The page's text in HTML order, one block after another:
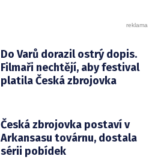
Do Varů dorazil ostrý dopis.
Filmaři nechtějí, aby festival
platila Česká zbrojovka
Česká zbrojovka postaví v
Arkansasu továrnu, dostala
sérii pobídek